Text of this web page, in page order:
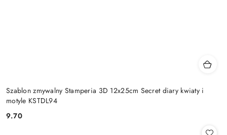
Szablon zmywalny Stamperia 3D 12x25cm Secret diary kwiaty i
motyle KSTDL94
Cena:
9.70